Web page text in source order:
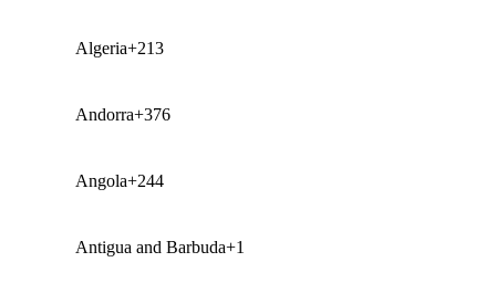
Algeria+213
Andorra+376
Angola+244
Antigua and Barbuda+1